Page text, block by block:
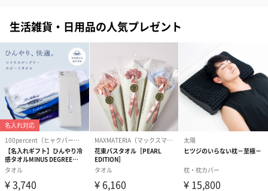
内容量
300ml
製造国
日本
保存方法
高温多湿、直射日光を避け、乳幼児の手の届かないと
ころで保管してください。
お届けからの
使用期限
約2年
使用方法
○よく振ってから衣類等の肌に触れる冷やしたい範囲
に、15～30cmほど離して、表面が少し湿り気を帯び
る程度にスプレーしてください。
○スプレー後、完全に乾いてから着用してください。
○使用後はキャップをきちんと閉めてください。
※冷感の感じ方には個人差があります。
生活雑貨・日用品の人気プレゼント